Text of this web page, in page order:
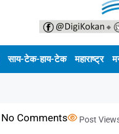
साय-टेक-हाय-टेक महाराष्ट्र
No Comments Post